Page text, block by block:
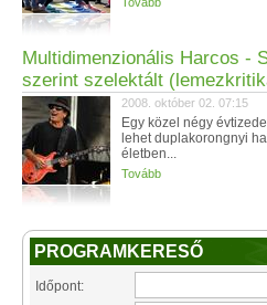
Multidimenzionális Harcos -
szerint szelektált
2008. október 02. 07:15
Egy közel négy
lehet duplakorongnyi
életben...
Tovább
PROGRAMKERESŐ
Időpont: